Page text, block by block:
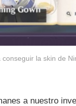
conseguir la skin de
a nuestro